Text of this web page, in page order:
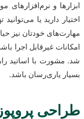
ابزارها و نرم‌افزارهای
اختیار دارید یا
مهارت‌های خودتان نیز
امکانات غیرقابل اجرا
شد. مشورت با اساتید
بسیار یاری‌رسان باشد.
طراحی